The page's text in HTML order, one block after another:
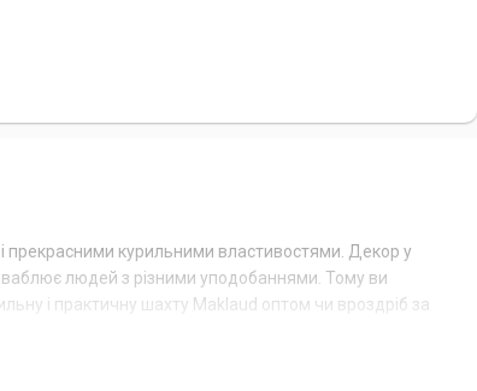
прекрасними курильними властивостями. Декор у
людей з різними уподобаннями. Тому ви
і практичну шахту Maklaud оптом чи вроздріб за